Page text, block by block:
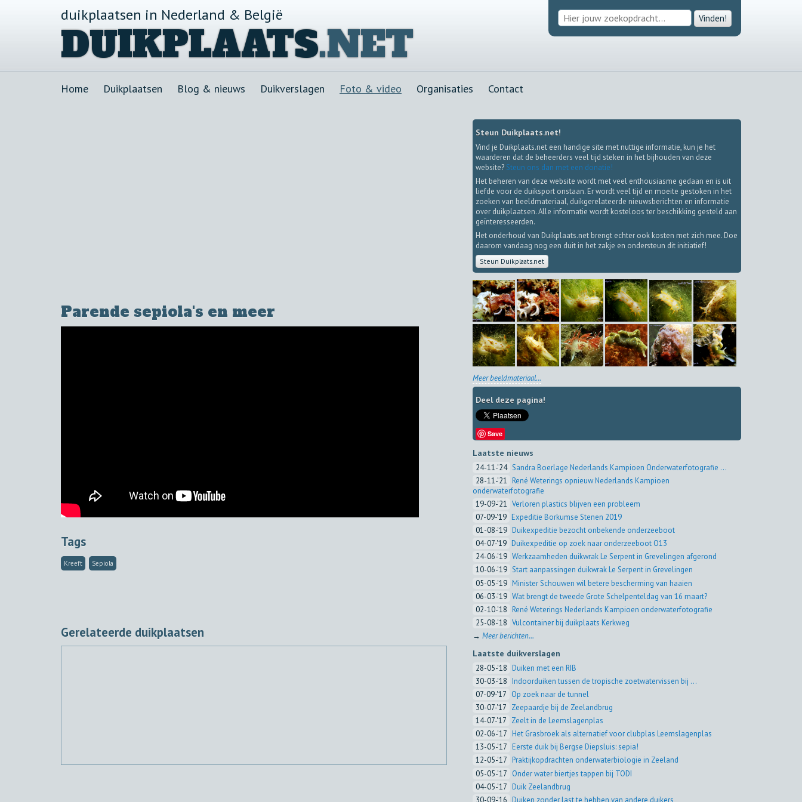
Vinden!
duikplaatsen in Nederland & België
DUIKPLAATS.NET
Home Duikplaatsen Blog & nieuws Duikverslagen Foto & video Organisaties Contact
Parende sepiola's en meer
Tags
Kreeft Sepiola
Gerelateerde duikplaatsen
Steun Duikplaats.net!
Vind je Duikplaats.net een handige site met nuttige informatie, kun je het
waarderen dat de beheerders veel tijd steken in het bijhouden van deze
website? Steun ons dan met een donatie!
Het beheren van deze website wordt met veel enthousiasme gedaan en is uit
liefde voor de duiksport onstaan. Er wordt veel tijd en moeite gestoken in het
zoeken van beeldmateriaal, duikgerelateerde nieuwsberichten en informatie
over duikplaatsen. Alle informatie wordt kosteloos ter beschikking gesteld aan
geïnteresseerden.
Het onderhoud van Duikplaats.net brengt echter ook kosten met zich mee. Doe
daarom vandaag nog een duit in het zakje en ondersteun dit initiatief!
Steun Duikplaats.net
Meer beeldmateriaal...
Deel deze pagina!
Save
Laatste nieuws
24-11-'24 Sandra Boerlage Nederlands Kampioen Onderwaterfotografie ...
28-11-'21 René Weterings opnieuw Nederlands Kampioen
onderwaterfotografie
19-09-'21 Verloren plastics blijven een probleem
07-09-'19 Expeditie Borkumse Stenen 2019
01-08-'19 Duikexpeditie bezocht onbekende onderzeeboot
04-07-'19 Duikexpeditie op zoek naar onderzeeboot O13
24-06-'19 Werkzaamheden duikwrak Le Serpent in Grevelingen afgerond
10-06-'19 Start aanpassingen duikwrak Le Serpent in Grevelingen
05-05-'19 Minister Schouwen wil betere bescherming van haaien
06-03-'19 Wat brengt de tweede Grote Schelpenteldag van 16 maart?
02-10-'18 René Weterings Nederlands Kampioen onderwaterfotografie
25-08-'18 Vulcontainer bij duikplaats Kerkweg
→Meer berichten...
Laatste duikverslagen
28-05-'18 Duiken met een RIB
30-03-'18 Indoorduiken tussen de tropische zoetwatervissen bij ...
07-09-'17 Op zoek naar de tunnel
30-07-'17 Zeepaardje bij de Zeelandbrug
14-07-'17 Zeelt in de Leemslagenplas
02-06-'17 Het Grasbroek als alternatief voor clubplas Leemslagenplas
13-05-'17 Eerste duik bij Bergse Diepsluis: sepia!
12-05-'17 Praktijkopdrachten onderwaterbiologie in Zeeland
05-05-'17 Onder water biertjes tappen bij TODI
04-05-'17 Duik Zeelandbrug
30-09-'16 Duiken zonder last te hebben van andere duikers